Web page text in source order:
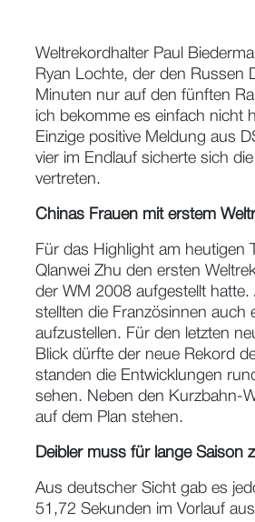
Weltrekordhalter Paul
Ryan Lochte, der den Russen
Minuten nur auf den fünften
ich bekomme es einfach nicht
Einzige positive Meldung aus
vier im Endlauf sicherte sich
vertreten.
Chinas Frauen mit erstem
Für das Highlight am heutigen
Qlanwei Zhu den ersten
der WM 2008 aufgestellt hatte.
stellten die Französinnen auch
aufzustellen. Für den letzten
Blick dürfte der neue Rekord
standen die Entwicklungen
sehen. Neben den Kurzbahn-
auf dem Plan stehen.
Deibler muss für lange Saison
Aus deutscher Sicht gab es
51,72 Sekunden im Vorlauf